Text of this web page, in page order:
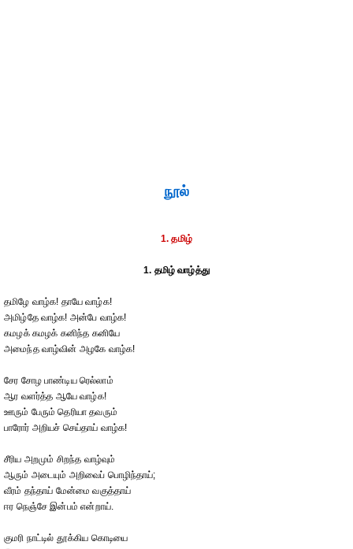
நூல்
1. தமிழ்
1. தமிழ் வாழ்த்து
தமிழே வாழ்க! தாயே வாழ்க!
அமிழ்தே வாழ்க! அன்பே வாழ்க!
கமழக் கமழக் கனிந்த கனியே
அமைந்த வாழ்வின் அழகே வாழ்க!
சேர சோழ பாண்டிய ரெல்லாம்
ஆர வளர்த்த ஆயே வாழ்க!
ஊரும் பேரும் தெரியா தவரும்
பாரோர் அறியச் செய்தாய் வாழ்க!
சீரிய அறமும் சிறந்த வாழ்வும்
ஆரும் அடையும் அறிவைப் பொழிந்தாய்;
வீரம் தந்தாய் மேன்மை வகுத்தாய்
ஈர நெஞ்சே இன்பம் என்றாய்.
குமரி நாட்டில் தூக்கிய கொடியை